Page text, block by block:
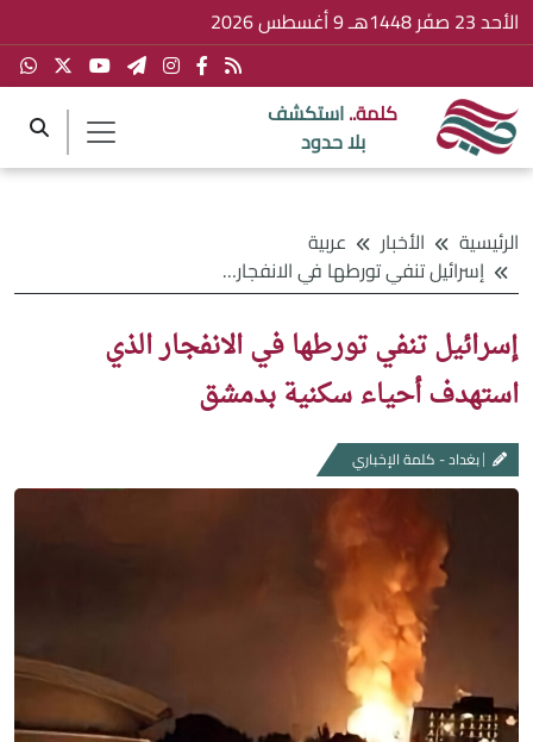
الأحد 23 صفَر 1448هـ 9 أغسطس 2026
كلمة..استكشف
بلا حدود
الرئيسية الأخبار
عربية
إسرائيل تنفي تورطها في الانفجار الذي استهدف أحياء سكنية بدمشق
إسرائيل تنفي تورطها في الانفجار الذي
استهدف أحياء سكنية بدمشق
بغداد - كلمة الإخباري